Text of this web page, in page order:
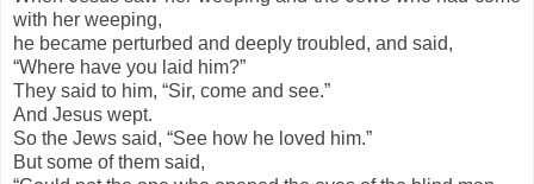
with her weeping,
he became perturbed and deeply troubled, and said,
“Where have you laid him?”
They said to him, “Sir, come and see.”
And Jesus wept.
So the Jews said, “See how he loved him.”
But some of them said,